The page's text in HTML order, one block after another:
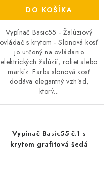
DO KOŠÍKA
Vypínač Basic55 - Žalúziový
ovládač s krytom - Slonová kosť
je určený na ovládanie
elektrických žalúzií, roliet alebo
markíz. Farba slonová kosť
dodáva elegantný vzhľad,
ktorý...
Vypínač Basic55 č.1 s
krytom grafitová šedá